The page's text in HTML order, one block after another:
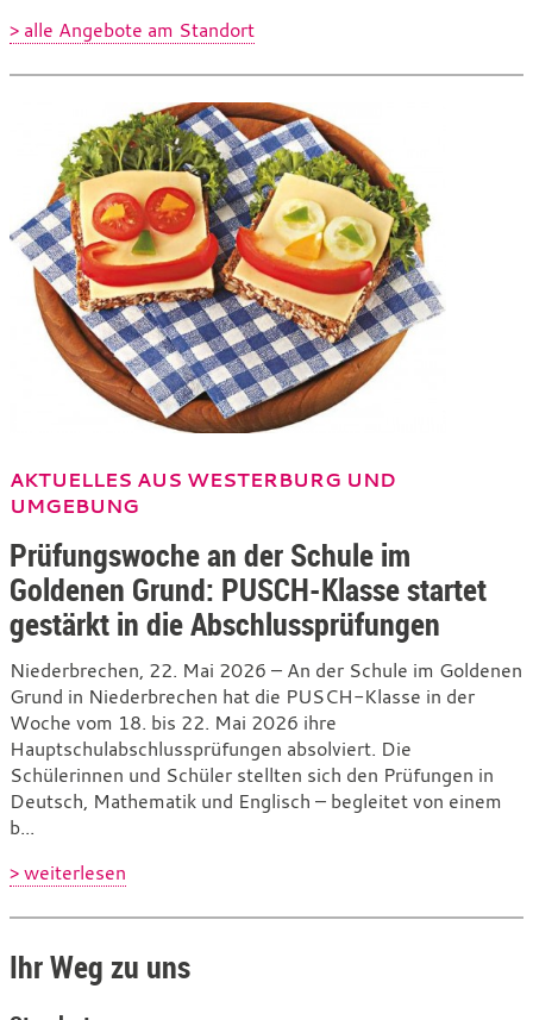
> alle Angebote am Standort
AKTUELLES AUS WESTERBURG UND
UMGEBUNG
Prüfungswoche an der Schule im
Goldenen Grund: PUSCH-Klasse startet
gestärkt in die Abschlussprüfungen
Niederbrechen, 22. Mai 2026 – An der Schule im Goldenen
Grund in Niederbrechen hat die PUSCH-Klasse in der
Woche vom 18. bis 22. Mai 2026 ihre
Hauptschulabschlussprüfungen absolviert. Die
Schülerinnen und Schüler stellten sich den Prüfungen in
Deutsch, Mathematik und Englisch – begleitet von einem
b...
> weiterlesen
Ihr Weg zu uns